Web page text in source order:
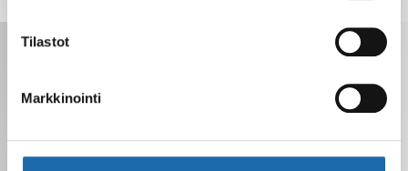
Tilastot
Markkinointi
Saat tarjoukset, vinkit ja uutuudet